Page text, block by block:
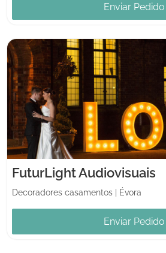
Enviar Pedido
FuturLight Audiovisuais
Decoradores casamentos Évora
Enviar Pedido